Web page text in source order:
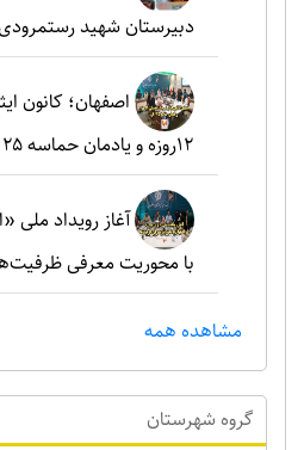
دبیرستان شهید
اصفهان؛ کانون
۱۲روزه و یادمان حماسه ۲۵ آبان
آغاز رویداد ملی
با محوریت معرفی
مشاهده همه
گروه شهرستان